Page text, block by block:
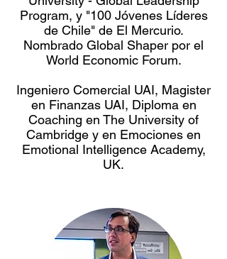
Program, y "100 Jóvenes Líderes
de Chile" de El Mercurio.
Nombrado Global Shaper por el
World Economic Forum.
Ingeniero Comercial UAI, Magister
en Finanzas UAI, Diploma en
Coaching en The University of
Cambridge y en Emociones en
Emotional Intelligence Academy,
UK.